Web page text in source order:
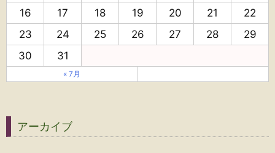
16
17 18 19 20 21
22
23
24 25 26 27 28
29
30
31
« 7月
アーカイブ